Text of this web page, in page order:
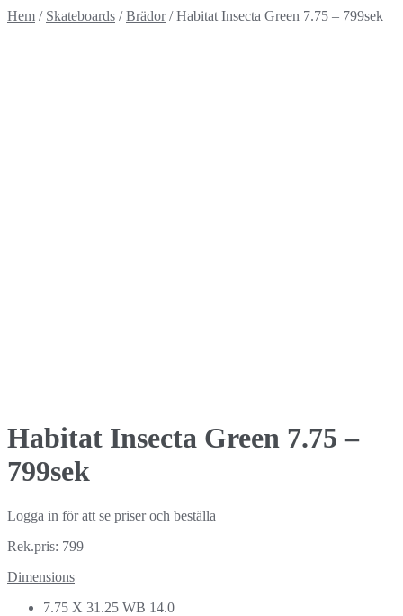
Hem / Skateboards /Brädor/Habitat Insecta Green 7.75 – 799sek
Habitat Insecta Green 7.75 –
799sek
Logga in för att se priser och beställa
Rek.pris: 799
Dimensions
7.75 X 31.25 WB 14.0